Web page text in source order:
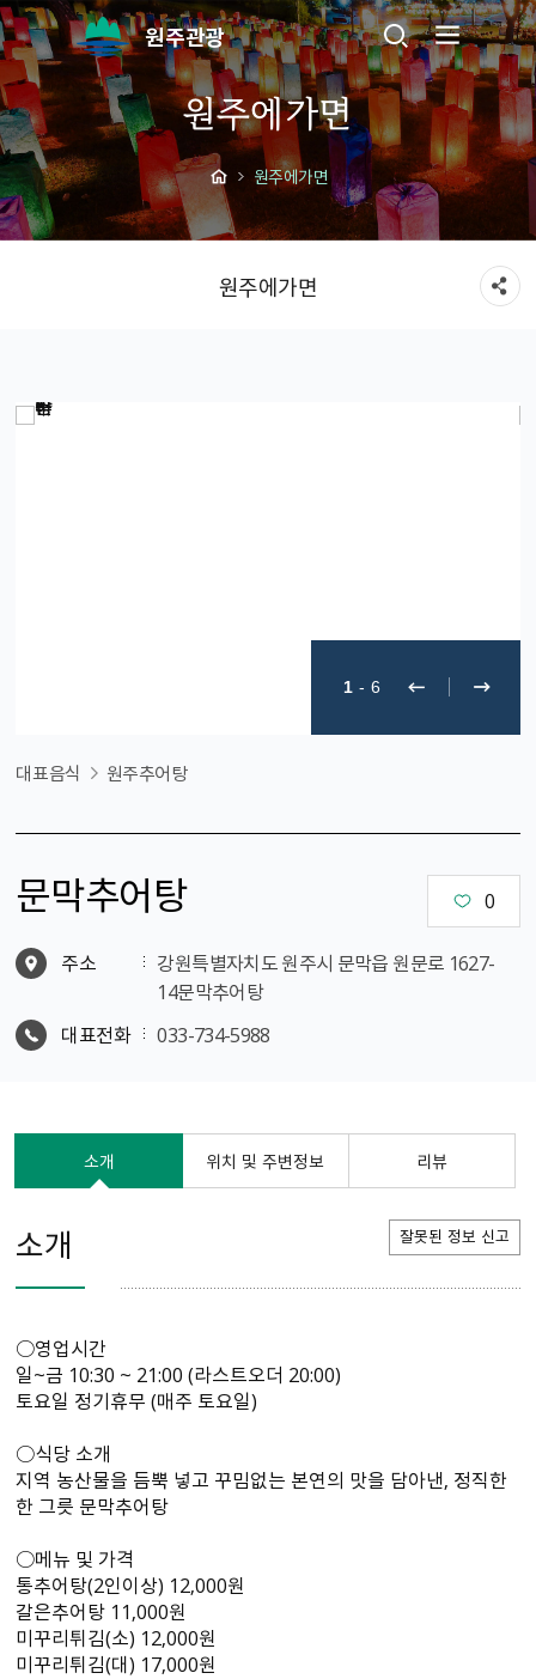
원주관광
원주에가면
원주에가면
원주에가면
1 - 6
대표음식 원주추어탕
문막추어탕 0
주소
강원특별자치도 원주시 문막읍 원문로 1627-
14문막추어탕
대표전화
033-734-5988
소개 위치 및 주변정보 리뷰
소개 잘못된 정보 신고
○영업시간
일~금 10:30 ~ 21:00 (라스트오더 20:00)
토요일 정기휴무 (매주 토요일)
○식당 소개
지역 농산물을 듬뿍 넣고 꾸밈없는 본연의 맛을 담아낸, 정직한
한 그릇 문막추어탕
○메뉴 및 가격
통추어탕(2인이상) 12,000원
갈은추어탕 11,000원
미꾸리튀김(소) 12,000원
미꾸리튀김(대) 17,000원